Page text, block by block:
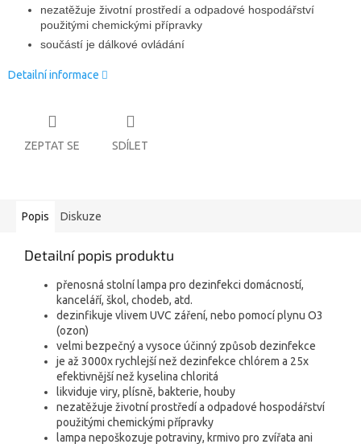
nezatěžuje životní prostředí a odpadové hospodářství
použitými chemickými přípravky
součástí je dálkové ovládání
Detailní informace
ZEPTAT SE SDÍLET
Popis Diskuze
Detailní popis produktu
přenosná stolní lampa pro dezinfekci domácností,
kanceláří, škol, chodeb, atd.
dezinfikuje vlivem UVC záření, nebo pomocí plynu O3
(ozon)
velmi bezpečný a vysoce účinný způsob dezinfekce
je až 3000x rychlejší než dezinfekce chlórem a 25x
efektivnější než kyselina chloritá
likviduje viry, plísně, bakterie, houby
nezatěžuje životní prostředí a odpadové hospodářství
použitými chemickými přípravky
lampa nepoškozuje potraviny, krmivo pro zvířata ani